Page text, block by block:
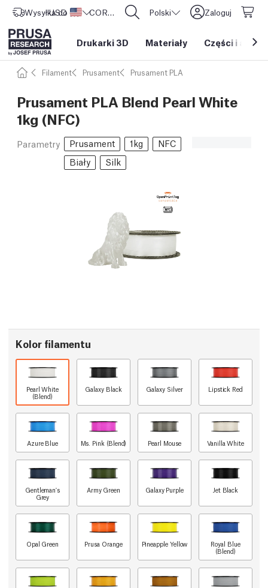
Wysyłka do Stany Zjednoczone
USD ($) CORE One L: Już w sprzedaży! Polski Zaloguj
Drukarki 3D Materiały Części i
Filament Prusament Prusament PLA
Prusament PLA Blend Pearl White
1kg (NFC)
Parametry Prusament 1kg
NFC
Biały
Silk
Kolor filamentu
Pearl White
(Blend)
Galaxy Black Galaxy Silver Lipstick Red
Azure Blue Ms. Pink (Blend) Pearl Mouse Vanilla White
Gentleman's
Grey
Army Green Galaxy Purple Jet Black
Opal Green Prusa Orange Pineapple Yellow
Royal Blue
(Blend)